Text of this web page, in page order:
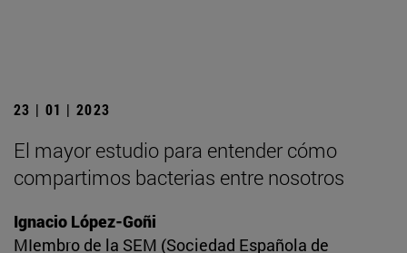
23 | 01 | 2023
El mayor estudio para entender cómo
compartimos bacterias entre nosotros
Ignacio López-Goñi
MIembro de la SEM (Sociedad Española de